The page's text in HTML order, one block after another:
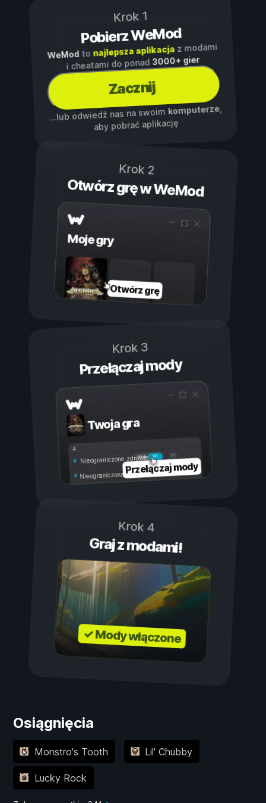
Krok 1
Pobierz WeMod
WeModto najlepsza aplikacjaz modami
i cheatami do ponad3000+ gier
Zacznij
...lub odwiedź nas na swoim komputerze,
aby pobrać aplikację
Krok 2
Otwórz grę w WeMod
Moje gry
Otwórz grę
Krok 3
Przełączaj mody
Twoja gra
Wł.
Wył.
Nieograniczone zdrowie
Nieograniczona wytrzymałość
Przełączaj mody
Krok 4
Graj z modami!
✓ Mody włączone
Osiągnięcia
Monstro's Tooth Lil' Chubby
Lucky Rock